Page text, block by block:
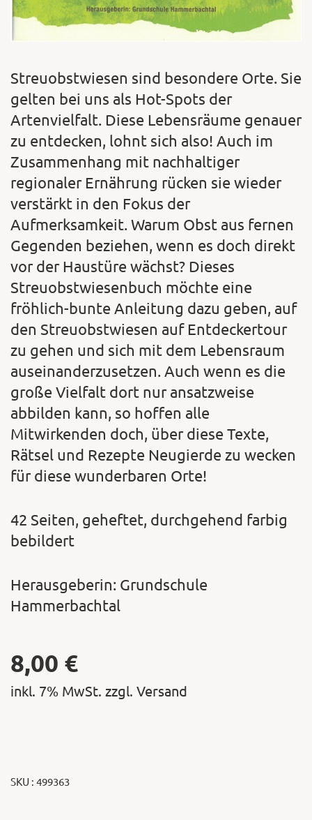
Streuobstwiesen sind besondere Orte. Sie
gelten bei uns als Hot-Spots der
Artenvielfalt. Diese Lebensräume genauer
zu entdecken, lohnt sich also! Auch im
Zusammenhang mit nachhaltiger
regionaler Ernährung rücken sie wieder
verstärkt in den Fokus der
Aufmerksamkeit. Warum Obst aus fernen
Gegenden beziehen, wenn es doch direkt
vor der Haustüre wächst? Dieses
Streuobstwiesenbuch möchte eine
fröhlich-bunte Anleitung dazu geben, auf
den Streuobstwiesen auf Entdeckertour
zu gehen und sich mit dem Lebensraum
auseinanderzusetzen. Auch wenn es die
große Vielfalt dort nur ansatzweise
abbilden kann, so hoffen alle
Mitwirkenden doch, über diese Texte,
Rätsel und Rezepte Neugierde zu wecken
für diese wunderbaren Orte!
42 Seiten, geheftet, durchgehend farbig
bebildert
Herausgeberin: Grundschule
Hammerbachtal
8,00 €
inkl. 7% MwSt. zzgl. Versand
SKU : 499363